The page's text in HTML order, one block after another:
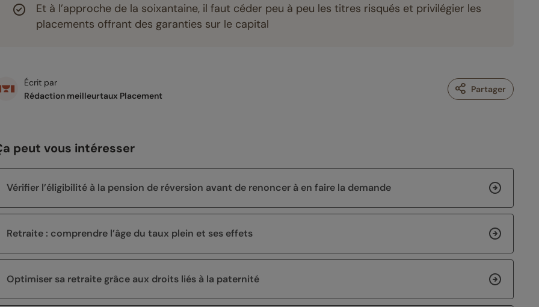
Et à l’approche de la soixantaine, il faut céder peu à peu les titres risqués et privilégier les
placements offrant des garanties sur le capital
Écrit par
Rédaction meilleurtaux Placement
Partager
peut vous intéresser
Vérifier l’éligibilité à la pension de réversion avant de renoncer à en faire la demande
Retraite : comprendre l’âge du taux plein et ses effets
Optimiser sa retraite grâce aux droits liés à la paternité